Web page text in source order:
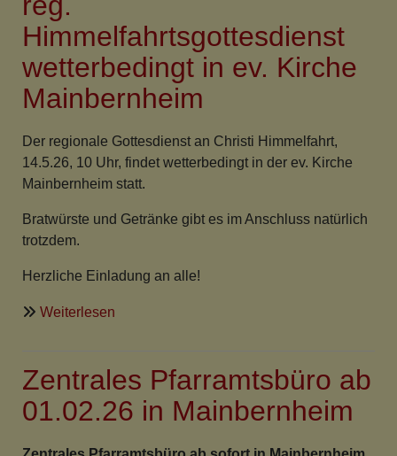
Himmelfahrtsgottesdienst
wetterbedingt in ev. Kirche
Mainbernheim
Der regionale Gottesdienst an Christi Himmelfahrt,
14.5.26, 10 Uhr, findet wetterbedingt in der ev. Kirche
Mainbernheim statt.
Bratwürste und Getränke gibt es im Anschluss natürlich
trotzdem.
Herzliche Einladung an alle!
Weiterlesen
wetterbedingt
ev.
Zentrales Pfarramtsbüro ab
01.02.26 in Mainbernheim